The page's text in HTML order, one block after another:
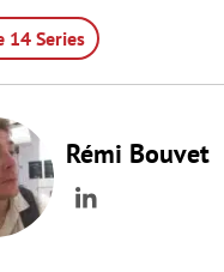
14 Series
Rémi Bouvet
LinkedIn